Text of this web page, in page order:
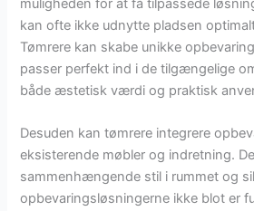
muligheden for at få tilpassede
kan ofte ikke udnytte pladsen
Tømrere kan skabe unikke
passer perfekt ind i de tilgængelige
både æstetisk værdi og praktisk
Desuden kan tømrere integrere
eksisterende møbler og indretning.
sammenhængende stil i rummet og
opbevaringsløsningerne ikke blot er